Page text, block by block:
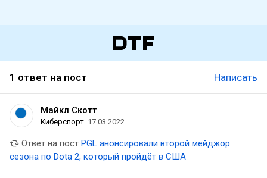
1 ответ на пост Написать
Майкл Скотт
Киберспорт 17.03.2022
Ответ на пост PGL анонсировали второй мейджор
сезона по Dota 2, который пройдёт в США